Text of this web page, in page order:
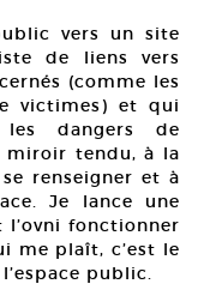
vers un site
de liens vers
(comme les
victimes) et qui
dangers de
miroir tendu, à la
renseigner et à
Je lance une
fonctionner
me plaît, c’est le
public.